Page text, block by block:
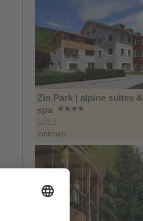
Zin Park | alpine suites &
spa
CIN +
Innichen